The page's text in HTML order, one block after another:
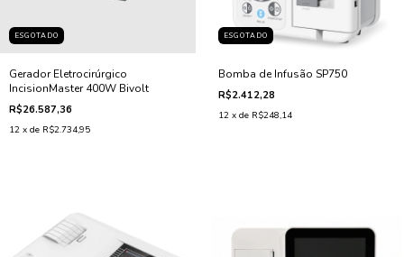
ESGOTADO
Gerador Eletrocirúrgico
IncisionMaster 400W Bivolt
R$26.587,36
12 x de R$2.734,95
ESGOTADO
Bomba de Infusão SP750
R$2.412,28
12 x de R$248,14